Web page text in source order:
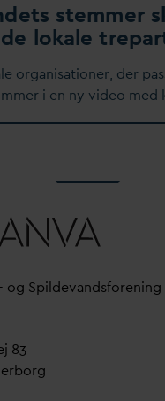
stemmer
lokale
organisationer, der
i en ny video med
og Spildevandsforening
83